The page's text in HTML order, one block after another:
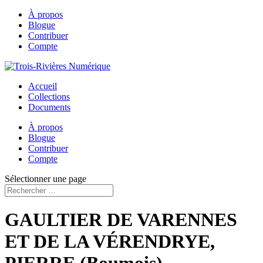
À propos
Blogue
Contribuer
Compte
Accueil
Collections
Documents
À propos
Blogue
Contribuer
Compte
Sélectionner une page
GAULTIER DE VARENNES
ET DE LA VÉRENDRYE,